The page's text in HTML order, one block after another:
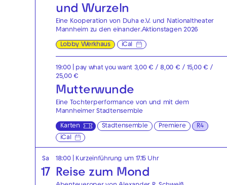
und Wurzeln
Eine Kooperation von Duha e.V. und Nationaltheater
Mannheim zu den einander.Aktionstagen 2026
Lobby Werkhaus iCal
19:00
| pay what you want 3,00 € / 8,00 € / 15,00 € /
25,00 €
Mutterwunde
Eine Tochterperformance von und mit dem
Mannheimer Stadtensemble
Karten Stadtensemble Premiere
R4
iCal
Sa
17
18:00 | Kurzeinführung um 17.15 Uhr
Reise zum Mond